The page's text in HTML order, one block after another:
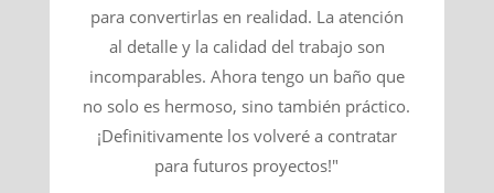
para convertirlas en realidad. La atención
al detalle y la calidad del trabajo son
incomparables. Ahora tengo un baño que
no solo es hermoso, sino también práctico.
¡Definitivamente los volveré a contratar
para futuros proyectos!"